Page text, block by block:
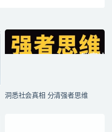
洞悉社会真相 分清强者思维